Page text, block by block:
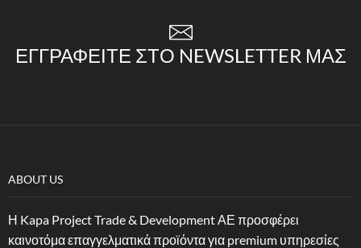
ΕΓΓΡΑΦΕΊΤΕ ΣΤΟ NEWSLETTER ΜΑΣ
ABOUT US
Η Kapa Project Trade & Development ΑΕ προσφέρει
καινοτόμα επαγγελματικά προϊόντα για premium υπηρεσίες